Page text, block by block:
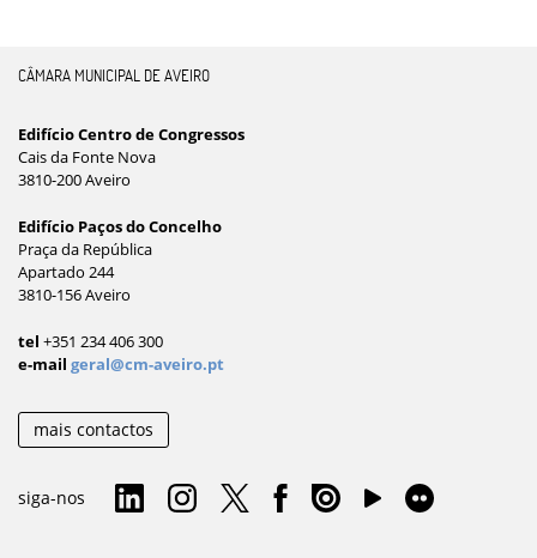
CÂMARA MUNICIPAL DE AVEIRO
Edifício Centro de Congressos
Cais da Fonte Nova
3810-200 Aveiro
Edifício Paços do Concelho
Praça da República
Apartado 244
3810-156 Aveiro
tel +351 234 406 300
e-mail geral@cm-aveiro.pt
mais contactos
siga-nos